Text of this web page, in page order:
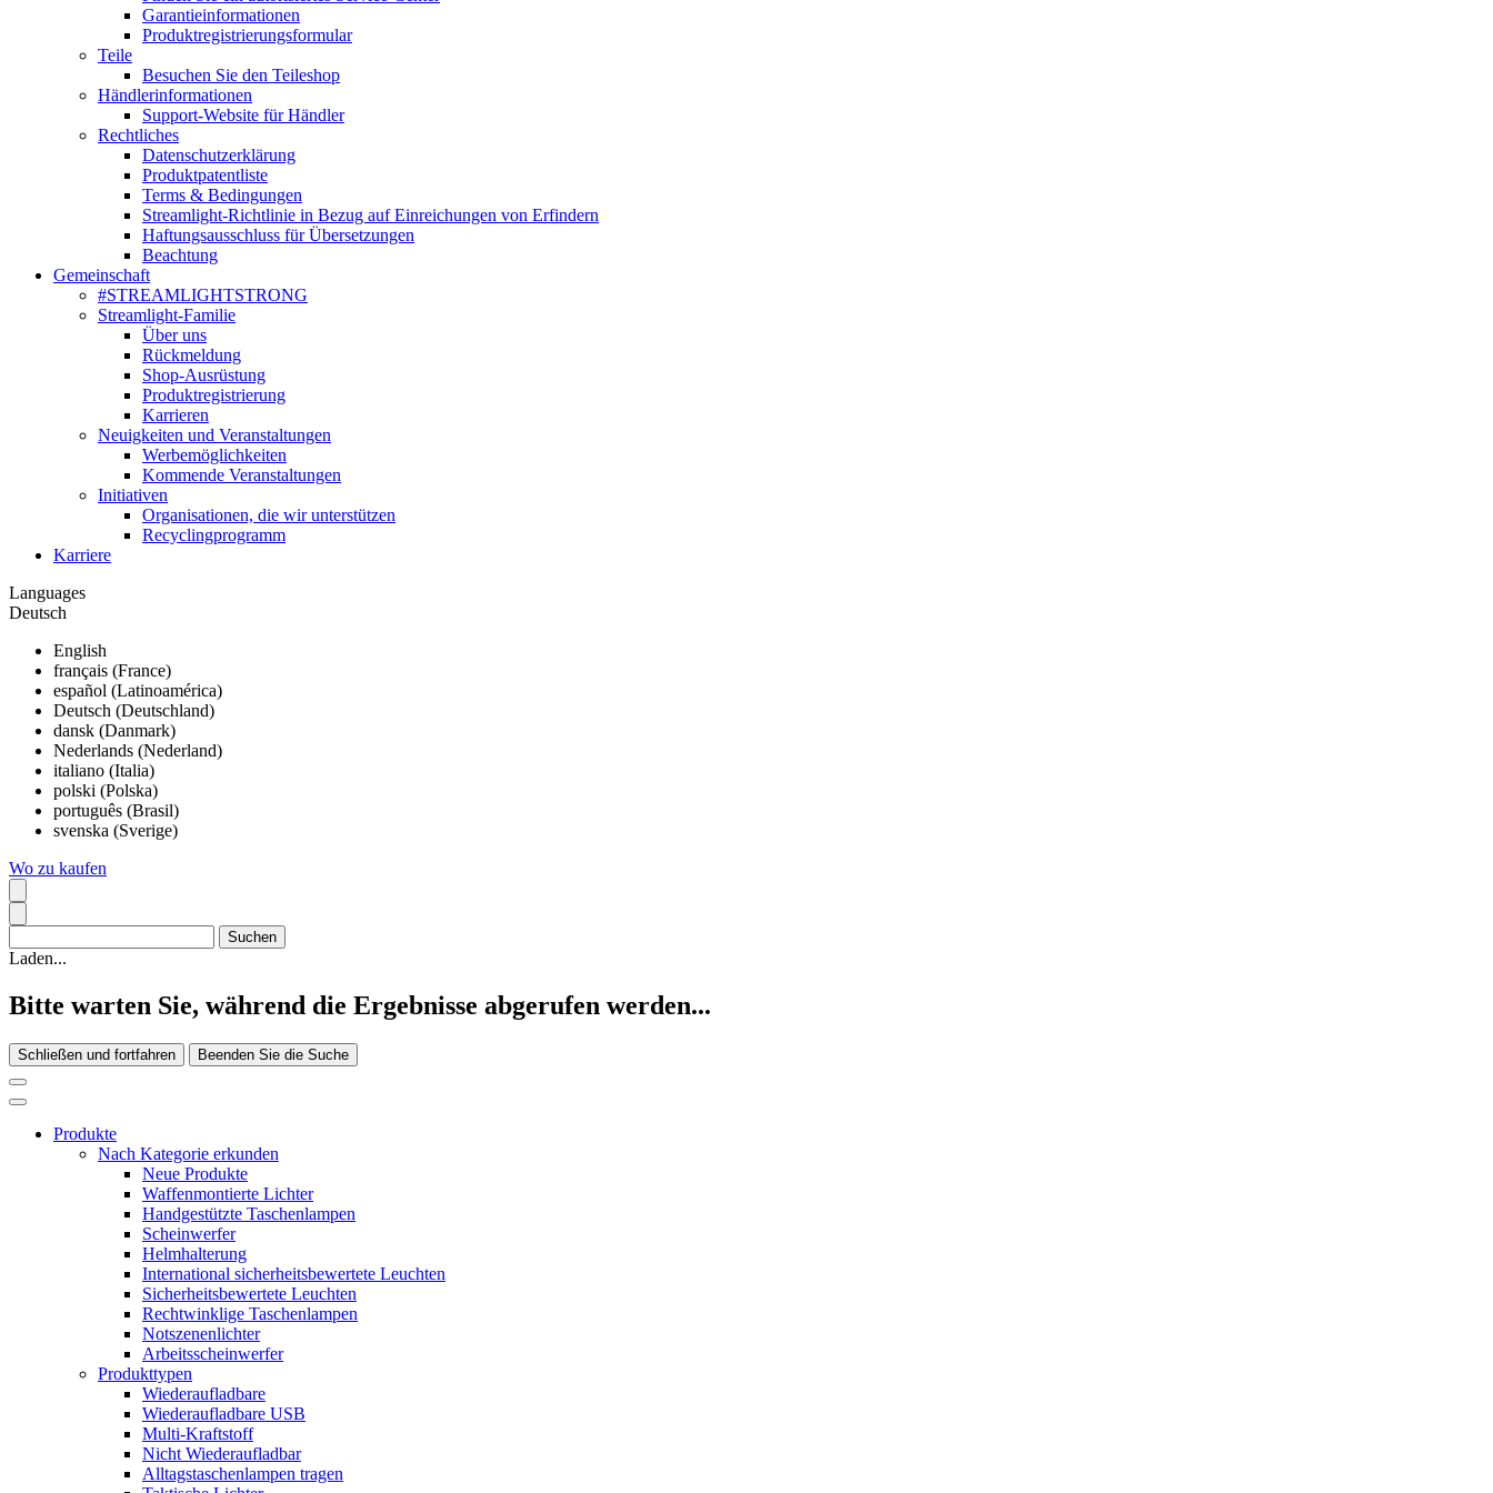
Garantieinformationen
Produktregistrierungsformular
Teile
Besuchen Sie den Teileshop
Händlerinformationen
Support-Website für Händler
Rechtliches
Datenschutzerklärung
Produktpatentliste
Terms & Bedingungen
Streamlight-Richtlinie in Bezug auf Einreichungen von Erfindern
Haftungsausschluss für Übersetzungen
Beachtung
Gemeinschaft
#STREAMLIGHTSTRONG
Streamlight-Familie
Über uns
Rückmeldung
Shop-Ausrüstung
Produktregistrierung
Karrieren
Neuigkeiten und Veranstaltungen
Werbemöglichkeiten
Kommende Veranstaltungen
Initiativen
Organisationen, die wir unterstützen
Recyclingprogramm
Karriere
Languages
Deutsch
English
français (France)
español (Latinoamérica)
Deutsch (Deutschland)
dansk (Danmark)
Nederlands (Nederland)
italiano (Italia)
polski (Polska)
português (Brasil)
svenska (Sverige)
Wo zu kaufen
Laden...
Bitte warten Sie, während die Ergebnisse abgerufen werden...
Schließen und fortfahren Beenden Sie die Suche
Produkte
Nach Kategorie erkunden
Neue Produkte
Waffenmontierte Lichter
Handgestützte Taschenlampen
Scheinwerfer
Helmhalterung
International sicherheitsbewertete Leuchten
Sicherheitsbewertete Leuchten
Rechtwinklige Taschenlampen
Notszenenlichter
Arbeitsscheinwerfer
Produkttypen
Wiederaufladbare
Wiederaufladbare USB
Multi-Kraftstoff
Nicht Wiederaufladbar
Alltagstaschenlampen tragen